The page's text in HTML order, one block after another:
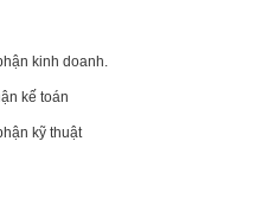
kinh doanh.
kế toán
kỹ thuật